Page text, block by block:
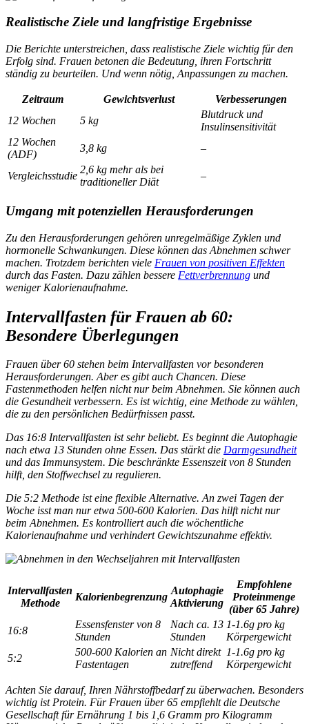
Realistische Ziele und langfristige Ergebnisse
Die Berichte unterstreichen, dass realistische Ziele wichtig für den
Erfolg sind. Frauen betonen die Bedeutung, ihren Fortschritt
ständig zu beurteilen. Und wenn nötig, Anpassungen zu machen.
Zeitraum Gewichtsverlust
Verbesserungen
12 Wochen
5 kg
Blutdruck und
Insulinsensitivität
12 Wochen
(ADF)
3,8 kg –
Vergleichsstudie
2,6 kg mehr als bei
traditioneller Diät
–
Umgang mit potenziellen Herausforderungen
Zu den Herausforderungen gehören unregelmäßige Zyklen und
hormonelle Schwankungen. Diese können das Abnehmen schwer
machen. Trotzdem berichten viele Frauen von positiven Effekten
durch das Fasten. Dazu zählen bessere Fettverbrennung und
weniger Kalorienaufnahme.
Intervallfasten für Frauen ab 60:
Besondere Überlegungen
Frauen über 60 stehen beim Intervallfasten vor besonderen
Herausforderungen. Aber es gibt auch Chancen. Diese
Fastenmethoden helfen nicht nur beim Abnehmen. Sie können auch
die Gesundheit verbessern. Es ist wichtig, eine Methode zu wählen,
die zu den persönlichen Bedürfnissen passt.
Das 16:8 Intervallfasten ist sehr beliebt. Es beginnt die Autophagie
nach etwa 13 Stunden ohne Essen. Das stärkt die Darmgesundheit
und das Immunsystem. Die beschränkte Essenszeit von 8 Stunden
hilft, den Stoffwechsel zu regulieren.
Die 5:2 Methode ist eine flexible Alternative. An zwei Tagen der
Woche isst man nur etwa 500-600 Kalorien. Das hilft nicht nur
beim Abnehmen. Es kontrolliert auch die wöchentliche
Kalorienaufnahme und verhindert Gewichtszunahme effektiv.
Intervallfasten
Methode
Kalorienbegrenzung
Autophagie
Aktivierung
Empfohlene
Proteinmenge
(über 65 Jahre)
16:8
Essensfenster von 8
Stunden
Nach ca. 13
Stunden
1-1.6g pro kg
Körpergewicht
5:2
500-600 Kalorien an
Fastentagen
Nicht direkt
zutreffend
1-1.6g pro kg
Körpergewicht
Achten Sie darauf, Ihren Nährstoffbedarf zu überwachen. Besonders
wichtig ist Protein. Für Frauen über 65 empfiehlt die Deutsche
Gesellschaft für Ernährung 1 bis 1,6 Gramm pro Kilogramm